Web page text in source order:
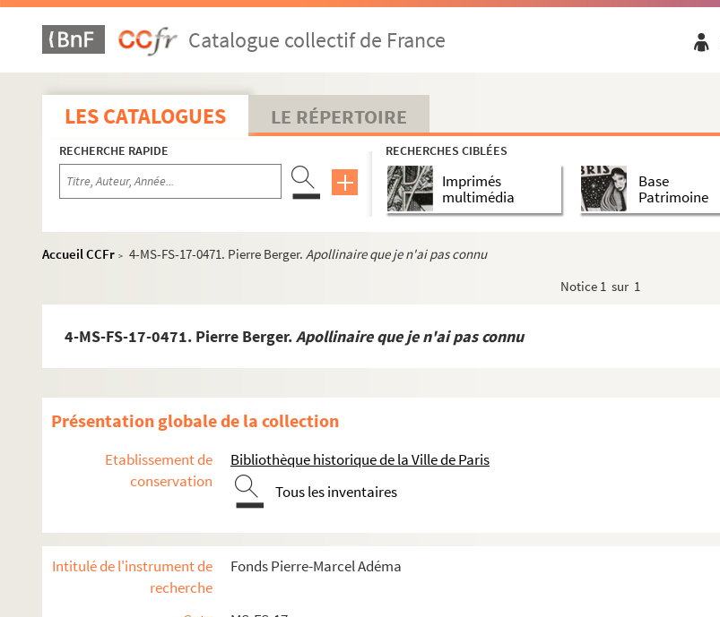
Catalogue collectif de France
LES CATALOGUES LE RÉPERTOIRE
RECHERCHE RAPIDE RECHERCHES CIBLÉES
Imprimés
multimédia
Base
Patrimoine
Accueil CCFr > 4-MS-FS-17-0471. Pierre Berger. Apollinaire que je n'ai pas connu
Notice 1 sur 1
4-MS-FS-17-0471. Pierre Berger.Apollinaire que je n'ai pas connu
Présentation globale de la collection
Etablissement de
conservation
Bibliothèque historique de la Ville de Paris
Tous les inventaires
Intitulé de l'instrument de
recherche
Fonds Pierre-Marcel Adéma
Guillaume Apollinaire
Œuvres
Portraits